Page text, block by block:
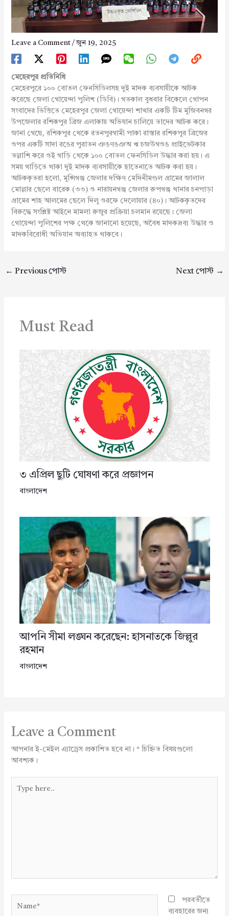
Leave a Comment /জুন 19, 2025
মেহেরপুর প্রতিনিধি
মেহেরপুরে ১০০ বোতল ফেনসিডিলসহ দুই মাদক ব্যবসায়ীকে আটক
করেছে জেলা গোয়েন্দা পুলিশ (ডিবি)। গতকাল বুধবার বিকেলে গোপন
সংবাদের ভিত্তিতে মেহেরপুর জেলা গোয়েন্দা শাখার একটি টিম মুজিবনগর
উপজেলার রশিকপুর ব্রিজ এলাকায় অভিযান চালিয়ে তাদের আটক করে।
জানা গেছে, রশিকপুর থেকে রতনপুরগামী পাকা রাস্তার রশিকপুর ব্রিজের
ওপর একটি সাদা রঙের পুরাতন ঞঙণঙঞঅ ঋ চজঊগওঙ প্রাইভেটকার
তল্লাশি করে ওই গাড়ি থেকে ১০০ বোতল ফেনসিডিল উদ্ধার করা হয়। এ
সময় গাড়িতে থাকা দুই মাদক ব্যবসায়ীকে হাতেনাতে আটক করা হয়।
আটককৃতরা হলো, মুন্সিগঞ্জ জেলার দক্ষিণ মেদিনীমণ্ডল গ্রামের জালাল
মোল্লার ছেলে বারেক (৩৩) ও নারায়নগঞ্জ জেলার রুপগঞ্জ থানার চনপাড়া
গ্রামের শাহ আলমের ছেলে দিলু ওরফে দেলোয়ার (৪০)। আটককৃতদের
বিরুদ্ধে সংশ্লিষ্ট আইনে মামলা রুজুর প্রক্রিয়া চলমান রয়েছে। জেলা
গোয়েন্দা পুলিশের পক্ষ থেকে জানানো হয়েছে, অবৈধ মাদকদ্রব্য উদ্ধার ও
মাদকবিরোধী অভিযান অব্যাহত থাকবে।
← Previous পোস্ট Next পোস্ট →
Must Read
৩ এপ্রিল ছুটি ঘোষণা করে প্রজ্ঞাপন
বাংলাদেশ
আপনি সীমা লঙ্ঘন করেছেন: হাসনাতকে জিল্লুর
রহমান
বাংলাদেশ
Leave a Comment
আপনার ই-মেইল এ্যাড্রেস প্রকাশিত হবে না। *চিহ্নিত বিষয়গুলো
আবশ্যক।
here..
পরবর্তীতে
ব্যবহারের জন্য